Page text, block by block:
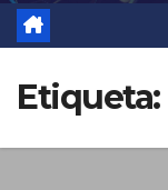
Etiqueta: